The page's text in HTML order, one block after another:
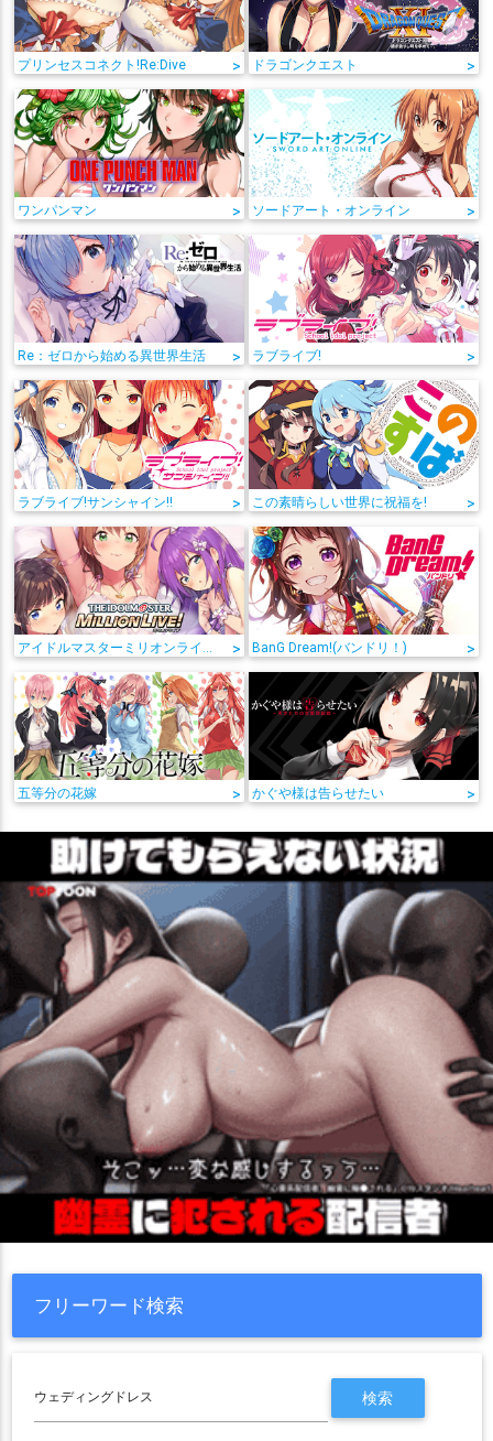
プリンセスコネクト!Re:Dive > ドラゴンクエスト >
ワンパンマン > ソードアート・オンライン >
Re：ゼロから始める異世界生活 > ラブライブ! >
ラブライブ!サンシャイン!! > この素晴らしい世界に祝福を! >
> BanG Dream!(バンドリ！) >
五等分の花嫁 > かぐや様は告らせたい >
フリーワード検索